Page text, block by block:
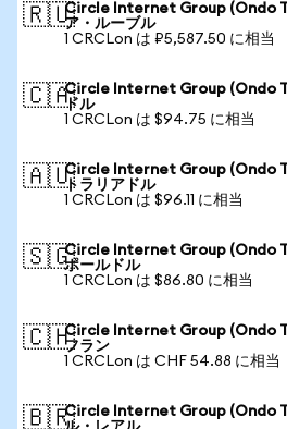
🇷🇺Circle Internet Group (Ondo
ア・ルーブル
1 CRCLon は ₽5,587.50 に相当
🇨🇦Circle Internet Group (Ondo
ドル
1 CRCLon は $94.75 に相当
🇦🇺Circle Internet Group (Ondo
トラリアドル
1 CRCLon は $96.11 に相当
🇸🇬Circle Internet Group (Ondo
ポールドル
1 CRCLon は $86.80 に相当
🇨🇭Circle Internet Group (Ondo
フラン
1 CRCLon は CHF 54.88 に相当
🇧🇷Circle Internet Group (Ondo